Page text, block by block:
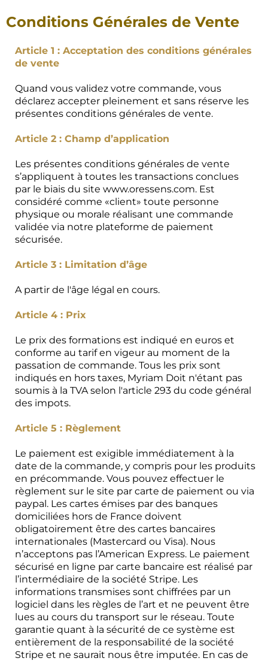
Conditions Générales de Vente
Article 1 : Acceptation des conditions générales
de vente
Quand vous validez votre commande, vous
déclarez accepter pleinement et sans réserve les
présentes conditions générales de vente.
Article 2 : Champ d’application
Les présentes conditions générales de vente
s’appliquent à toutes les transactions conclues
par le biais du site www.oressens.com. Est
considéré comme «client» toute personne
physique ou morale réalisant une commande
validée via notre plateforme de paiement
sécurisée.
Article 3 : Limitation d’âge
A partir de l'âge légal en cours.
Article 4 : Prix
Le prix des formations est indiqué en euros et
conforme au tarif en vigeur au moment de la
passation de commande. Tous les prix sont
indiqués en hors taxes, Myriam Doit n'étant pas
soumis à la TVA selon l'article 293 du code général
des impots.
Article 5 : Règlement
Le paiement est exigible immédiatement à la
date de la commande, y compris pour les produits
en précommande. Vous pouvez effectuer le
règlement sur le site par carte de paiement ou via
paypal. Les cartes émises par des banques
domiciliées hors de France doivent
obligatoirement être des cartes bancaires
internationales (Mastercard ou Visa). Nous
n’acceptons pas l’American Express. Le paiement
sécurisé en ligne par carte bancaire est réalisé par
l’intermédiaire de la société Stripe. Les
informations transmises sont chiffrées par un
logiciel dans les règles de l’art et ne peuvent être
lues au cours du transport sur le réseau. Toute
garantie quant à la sécurité de ce système est
entièrement de la responsabilité de la société
Stripe et ne saurait nous être imputée. En cas de